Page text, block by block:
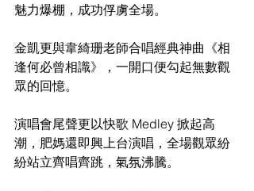
魅力爆棚，成功俘虜全場。
金凱更與韋綺珊老師合唱經典神曲《相
逢何必曾相識》，一開口便勾起無數觀
眾的回憶。
演唱會尾聲更以快歌 Medley 掀起高
潮，肥媽還即興上台演唱，全場觀眾紛
紛站立齊唱齊跳，氣氛沸騰。